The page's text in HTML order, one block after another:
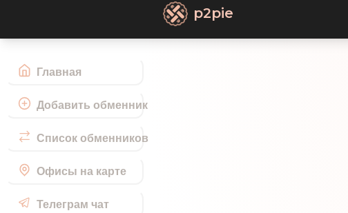
Главная
Добавить обменник
Список обменников
Офисы на карте
Телеграм чат
p2pie